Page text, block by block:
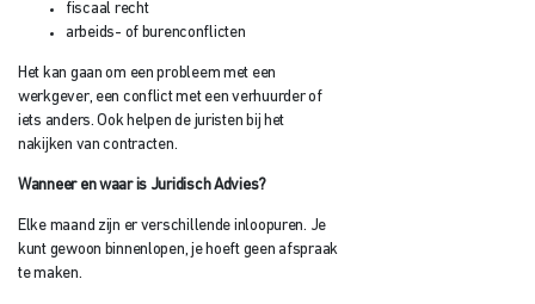
fiscaal recht
arbeids- of burenconflicten
Het kan gaan om een probleem met een
werkgever, een conflict met een verhuurder of
iets anders. Ook helpen de juristen bij het
nakijken van contracten.
Wanneer en waar is Juridisch Advies?
Elke maand zijn er verschillende inloopuren. Je
kunt gewoon binnenlopen, je hoeft geen afspraak
te maken.